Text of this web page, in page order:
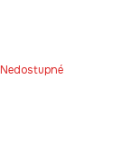
Nedostupné